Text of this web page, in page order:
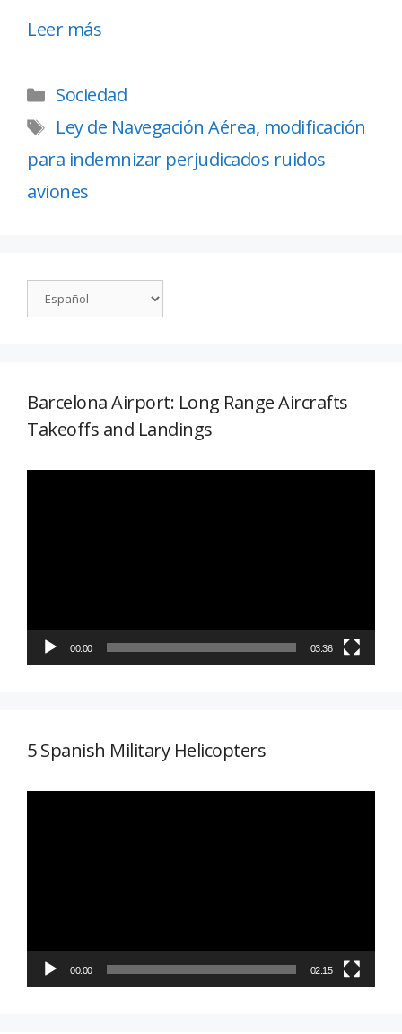
Leer más
Sociedad
Ley de Navegación Aérea, modificación
para indemnizar perjudicados ruidos
aviones
Barcelona Airport: Long Range Aircrafts
Takeoffs and Landings
00:00 03:36
5 Spanish Military Helicopters
00:00 02:15